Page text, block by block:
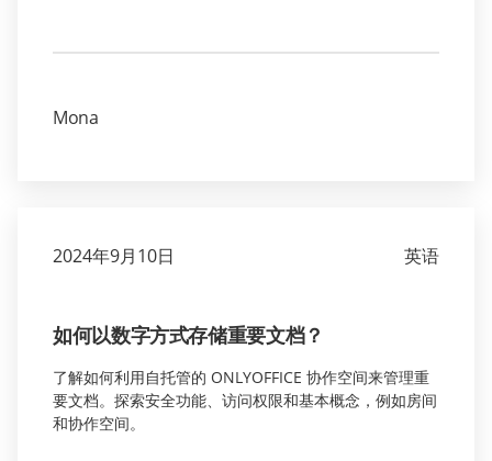
Mona
2024年9月10日 英语
如何以数字方式存储重要文档？
了解如何利用自托管的 ONLYOFFICE 协作空间来管理重
要文档。探索安全功能、访问权限和基本概念，例如房间
和协作空间。